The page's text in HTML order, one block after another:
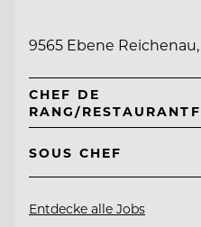
9565 Ebene
CHEF DE
RANG/
SOUS CHEF
Entdecke alle Jobs